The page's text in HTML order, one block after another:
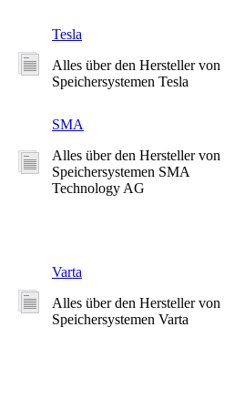
Tesla
Alles über den Hersteller von
Speichersystemen Tesla
SMA
Alles über den Hersteller von
Speichersystemen SMA
Technology AG
Varta
Alles über den Hersteller von
Speichersystemen Varta